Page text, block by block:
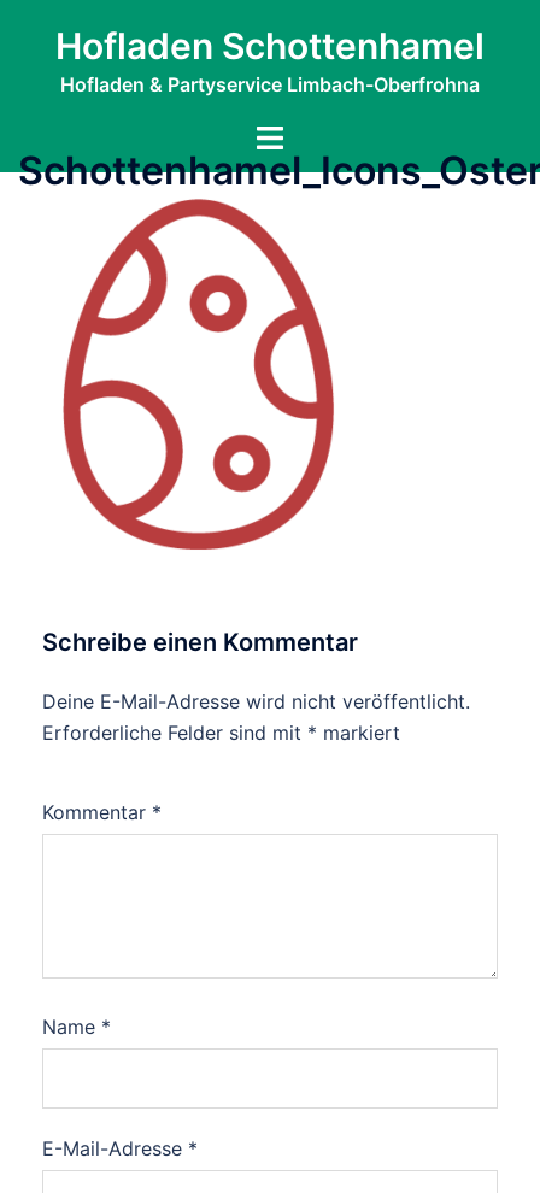
springen
Hofladen Schottenhamel
Hofladen & Partyservice Limbach-Oberfrohna
Menü
umschalten
Schreibe einen Kommentar
Deine E-Mail-Adresse wird nicht veröffentlicht.
Erforderliche Felder sind mit * markiert
Kommentar *
Name *
E-Mail-Adresse *